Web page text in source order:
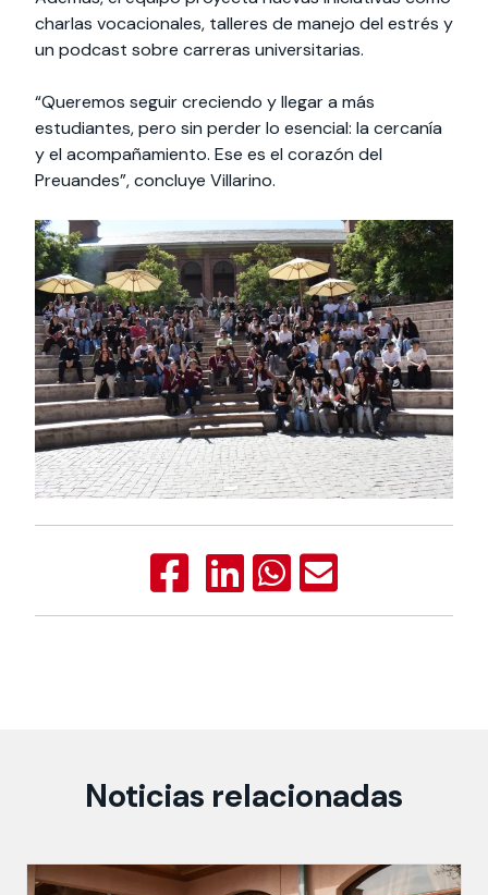
charlas vocacionales, talleres de manejo del estrés y
un podcast sobre carreras universitarias.
“Queremos seguir creciendo y llegar a más
estudiantes, pero sin perder lo esencial: la cercanía
y el acompañamiento. Ese es el corazón del
Preuandes”, concluye Villarino.
Noticias relacionadas